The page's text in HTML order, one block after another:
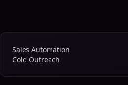
Sales Automation
Cold Outreach